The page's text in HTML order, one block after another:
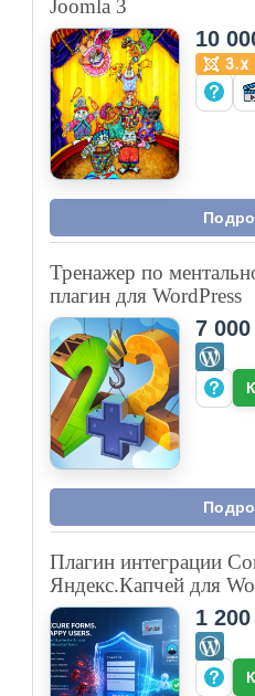
Joomla 3
10
Тренажер по
плагин для WordPress
7
Плагин интеграции
Яндекс.Капчей для
1